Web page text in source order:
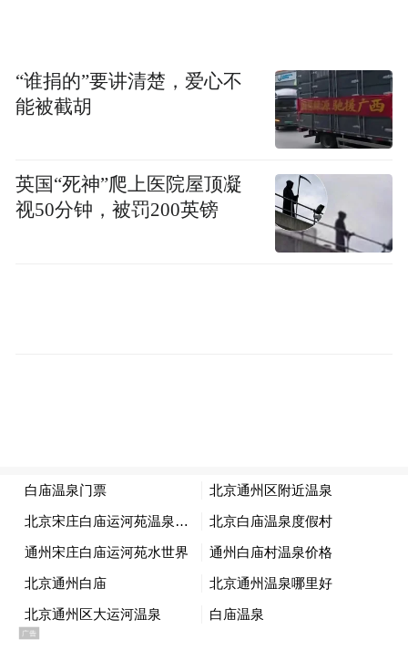
中心与农行深圳分行深化合作、加强深圳民
生服务保障、携手打造政务服务新场景的一
大成果，也是双方积极助力营商环境优化，
共同提升民生服务的切实举措。
强化全流程业务管理 提升服务质量
化培训及考核机制，定期开展业务培训及情
景演练，提高公积金柜员专业能力，确保柜
员掌握业务流程及作业规范，提升服务效
率；强化柜面业务管理，将公积金业务相关
指标纳入网点及柜员考核方案，全面保障服
“谁捐的”要讲清楚，爱心不
能被截胡
英国“死神”爬上医院屋顶凝
视50分钟，被罚200英镑